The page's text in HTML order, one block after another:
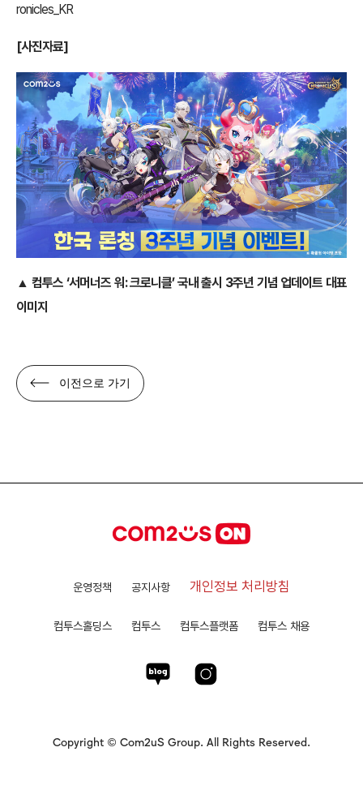
ronicles_KR
[사진자료]
▲ 컴투스 ‘서머너즈 워: 크로니클’국내 출시 3주년 기념 업데이트 대표
이미지
이전으로 가기
운영정책 공지사항 개인정보 처리방침
컴투스홀딩스 컴투스 컴투스플랫폼 컴투스 채용
Copyright © Com2uS Group. All Rights Reserved.